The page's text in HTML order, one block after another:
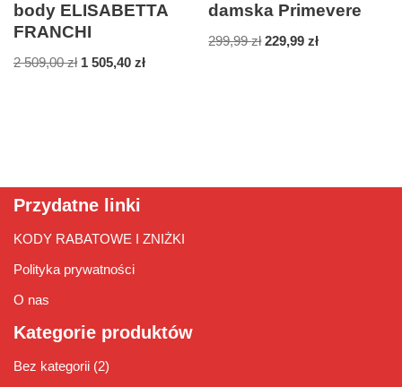
body ELISABETTA
FRANCHI
2 509,00zł 1 505,40 zł
damska Primevere
299,99zł 229,99zł
Przydatne linki
KODY RABATOWE I ZNIŻKI
Polityka prywatności
O nas
Kategorie produktów
Bez kategorii (2)